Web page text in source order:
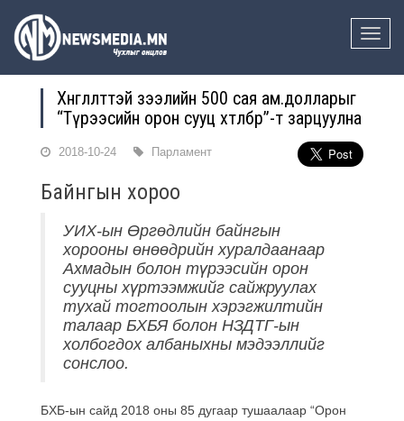
Toggle
Хөнгөлөлттэй зээлийн 500 сая ам.долларыг
“Түрээсийн орон сууц хөтөлбөр”-т зарцуулна
2018-10-24 Парламент
Байнгын хороо
УИХ-ын Өргөдлийн байнгын
хорооны өнөөдрийн хуралдаанаар
Ахмадын болон түрээсийн орон
сууцны хүртээмжийг сайжруулах
тухай тогтоолын хэрэгжилтийн
талаар БХБЯ болон НЗДТГ-ын
холбогдох албаныхны мэдээллийг
сонслоо.
БХБ-ын сайд 2018 оны 85 дугаар тушаалаар “Орон